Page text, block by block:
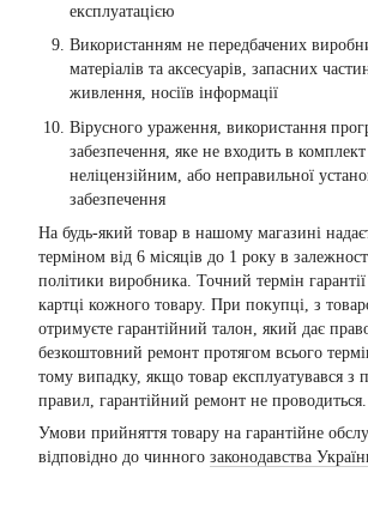
експлуатацією
Використанням не передбачених
матеріалів та аксесуарів, запасних
живлення, носіїв інформації
Вірусного ураження, використання
забезпечення, яке не входить в
неліцензійним, або неправильної
забезпечення
На будь-який товар в нашому магазині
терміном від 6 місяців до 1 року в
політики виробника. Точний термін
картці кожного товару. При покупці, з
отримуєте гарантійний талон, який дає
безкоштовний ремонт протягом всього
тому випадку, якщо товар експлуатувався з
правил, гарантійний ремонт не проводиться.
Умови прийняття товару на гарантійне
відповідно до чинного законодавства